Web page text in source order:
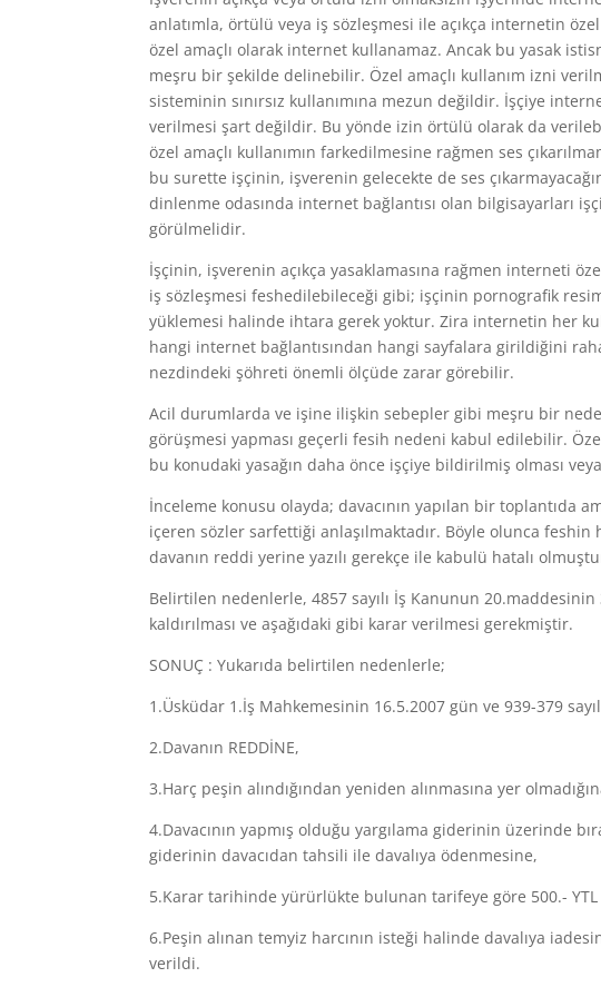
anlatımla, örtülü veya iş sözleşmesi ile açıkça internetin
özel amaçlı olarak internet kullanamaz. Ancak bu yasak
meşru bir şekilde delinebilir. Özel amaçlı kullanım izni
sisteminin sınırsız kullanımına mezun değildir. İşçiye
verilmesi şart değildir. Bu yönde izin örtülü olarak da
özel amaçlı kullanımın farkedilmesine rağmen ses
bu surette işçinin, işverenin gelecekte de ses
dinlenme odasında internet bağlantısı olan bilgisayarları
görülmelidir.
İşçinin, işverenin açıkça yasaklamasına rağmen interneti
iş sözleşmesi feshedilebileceği gibi; işçinin pornografik
yüklemesi halinde ihtara gerek yoktur. Zira internetin her
hangi internet bağlantısından hangi sayfalara girildiğini
nezdindeki şöhreti önemli ölçüde zarar görebilir.
Acil durumlarda ve işine ilişkin sebepler gibi meşru bir
görüşmesi yapması geçerli fesih nedeni kabul edilebilir.
bu konudaki yasağın daha önce işçiye bildirilmiş olması
İnceleme konusu olayda; davacının yapılan bir toplantıda
içeren sözler sarfettiği anlaşılmaktadır. Böyle olunca feshin
davanın reddi yerine yazılı gerekçe ile kabulü hatalı
Belirtilen nedenlerle, 4857 sayılı İş Kanunun
kaldırılması ve aşağıdaki gibi karar verilmesi gerekmiştir.
SONUÇ : Yukarıda belirtilen nedenlerle;
1.Üsküdar 1.İş Mahkemesinin 16.5.2007 gün ve 939-379
2.Davanın REDDİNE,
3.Harç peşin alındığından yeniden alınmasına yer
4.Davacının yapmış olduğu yargılama giderinin üzerinde
giderinin davacıdan tahsili ile davalıya ödenmesine,
5.Karar tarihinde yürürlükte bulunan tarifeye göre 500.-
6.Peşin alınan temyiz harcının isteği halinde davalıya
verildi.